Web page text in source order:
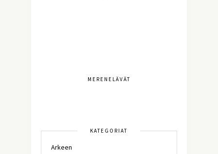
MERENELÄVÄT
KATEGORIAT
Arkeen